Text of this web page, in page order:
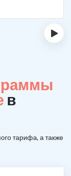
›
в
тарифа, а также